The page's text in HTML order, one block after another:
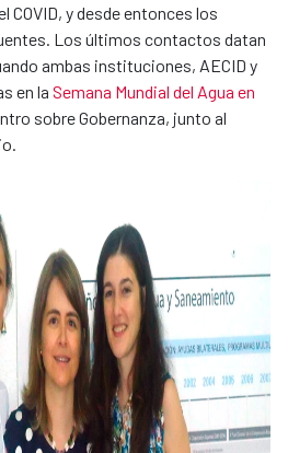
COVID, y desde entonces los
Los últimos contactos datan
ambas instituciones, AECID y
en la Semana Mundial del Agua en
sobre Gobernanza, junto al